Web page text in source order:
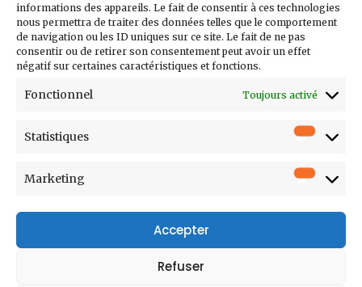
informations des appareils. Le fait de consentir à ces technologies
nous permettra de traiter des données telles que le comportement
de navigation ou les ID uniques sur ce site. Le fait de ne pas
consentir ou de retirer son consentement peut avoir un effet
négatif sur certaines caractéristiques et fonctions.
Fonctionnel Toujours activé
Statistiques
Marketing
Accepter
Refuser
Courriel
Prénom
Entreprise
Poste